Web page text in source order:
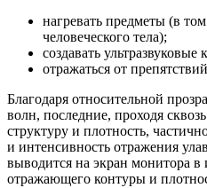
нагревать предметы (в
человеческого тела);
создавать ультразвуковые
отражаться от
Благодаря относительной
волн, последние, проходя
структуру и плотность,
и интенсивность отражения
выводится на экран монитора в
отражающего контуры и